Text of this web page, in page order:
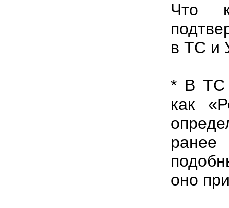
Что
в ТС и
* В ТС
как
оно